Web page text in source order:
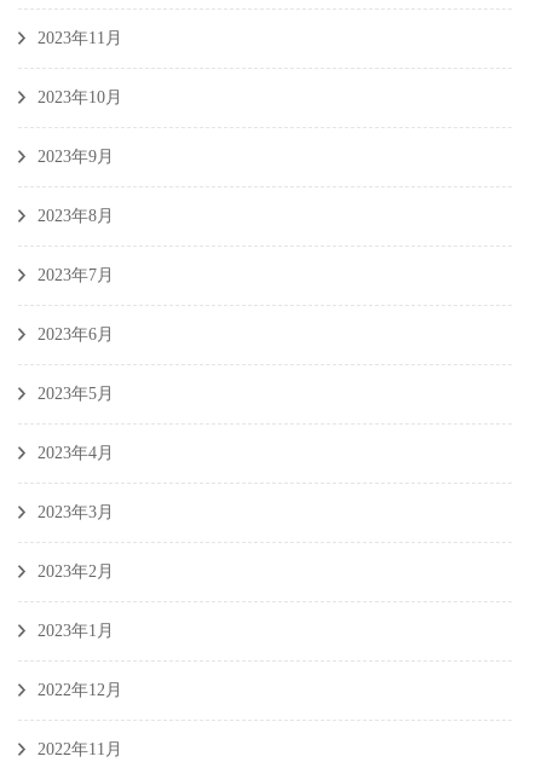
2023年11月
2023年10月
2023年9月
2023年8月
2023年7月
2023年6月
2023年5月
2023年4月
2023年3月
2023年2月
2023年1月
2022年12月
2022年11月